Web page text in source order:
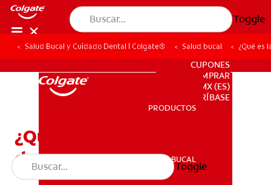
Toggle
PRODUCTOS
SALUD BUCAL
PARA PROFESIONALES
CUPONES
DONDE COMPRAR
MX (ES)
SUSCRÍBASE
PRODUCTOS
SALUD BUCAL
Toggle
Salud Bucal y Cuidado Dental | Colgate® Salud bucal ¿Qué es
¿Qué es la concrescencia
dental y cómo se trata?